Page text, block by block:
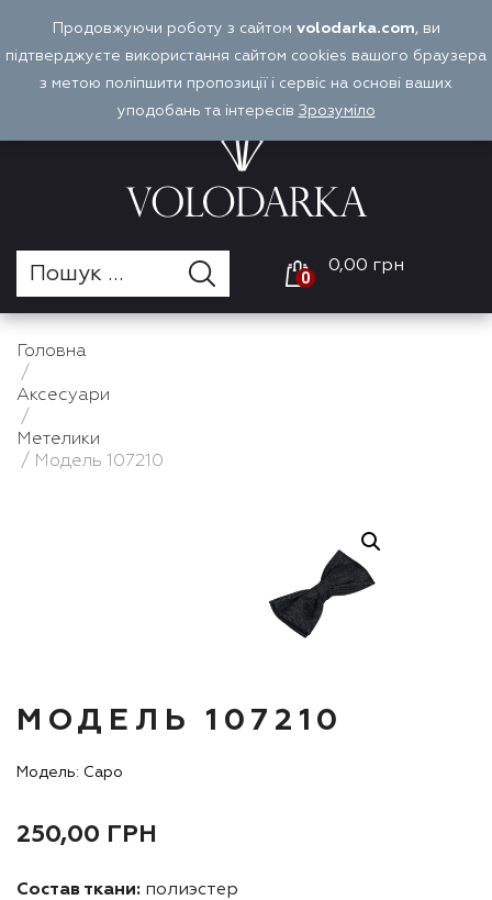
UA
Войти
Оплата і доставка
0
0,00 грн
Головна
/
Аксесуари
/
Метелики
/ Модель 107210
МОДЕЛЬ 107210
Модель: Capo
250,00 ГРН
Состав ткани: полиэстер
Продовжуючи роботу з сайтом volodarka.com, ви
підтверджуєте використання сайтом cookies вашого браузера
з метою поліпшити пропозиції і сервіс на основі ваших
уподобань та інтересів Зрозуміло